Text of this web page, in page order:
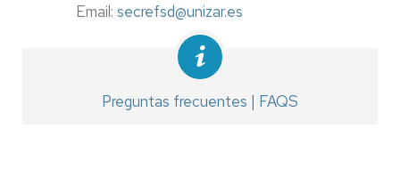
Email: secrefsd@unizar.es
Preguntas frecuentes | FAQS